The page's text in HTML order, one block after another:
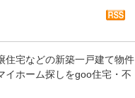
住宅などの新築一戸建て物件
イホーム探しをgoo住宅・不